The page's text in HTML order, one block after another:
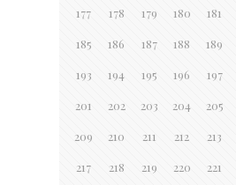
177 178 179 180 181
185 186 187 188 189
193 194 195 196 197
201 202 203 204 205
209 210 211 212 213
217 218 219 220 221